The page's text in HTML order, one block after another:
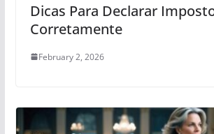
Dicas Para Declarar
Corretamente
February 2, 2026